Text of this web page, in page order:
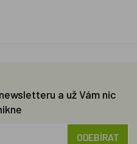
a už Vám nic
ODEBÍRAT